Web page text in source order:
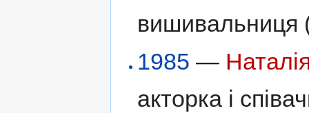
вишивальниця
1985 —
акторка і